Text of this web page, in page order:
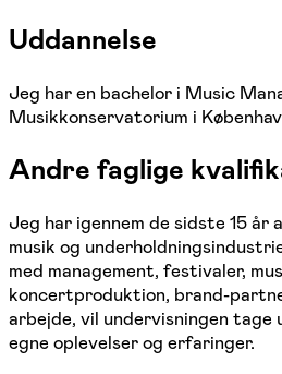
Uddannelse
Jeg har en bachelor i Music
Musikkonservatorium i
Andre faglige
Jeg har igennem de sidste 15 år
musik og
med management, festivaler,
koncertproduktion, brand-
arbejde, vil undervisningen tage
egne oplevelser og erfaringer.